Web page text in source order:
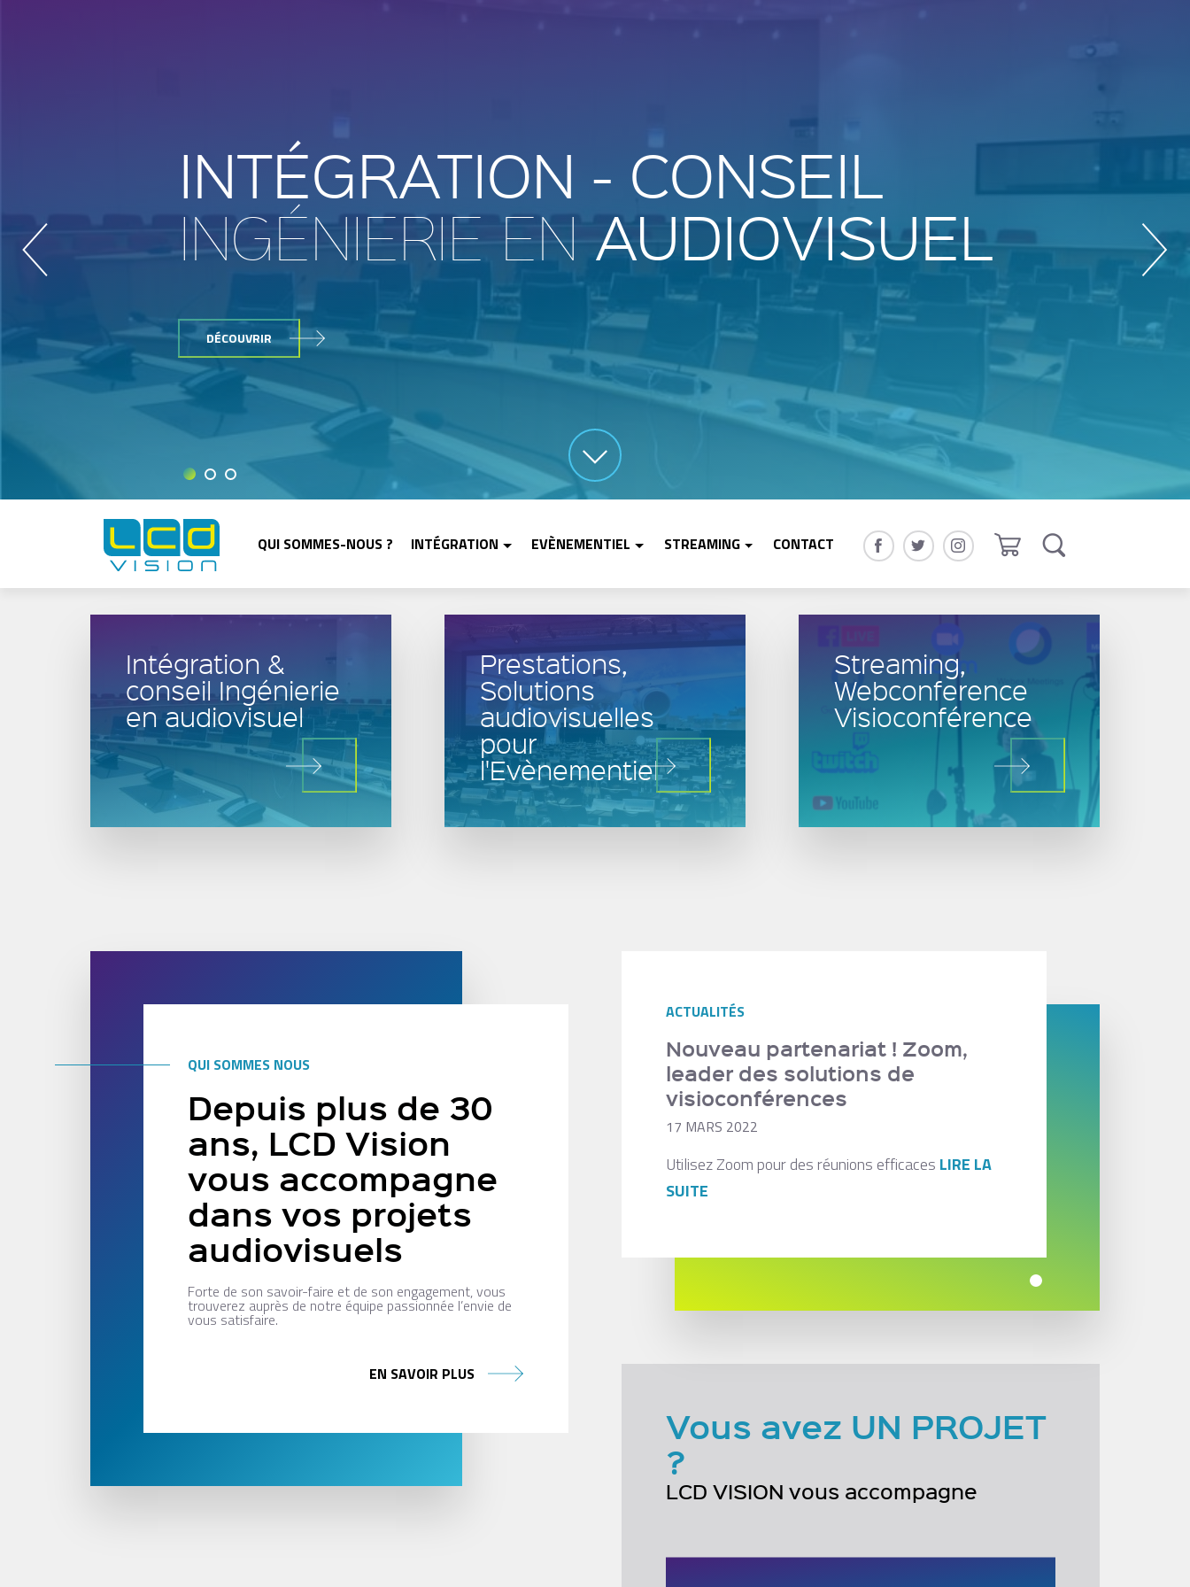
INTÉGRATION - CONSEIL
INGÉNIERIE ENAUDIOVISUEL
DÉCOUVRIR
QUI SOMMES-NOUS ? INTÉGRATION EVÈNEMENTIEL STREAMING CONTACT
Intégration &
conseil Ingénierie
en audiovisuel
Prestations,
Solutions
audiovisuelles
pour
l'Evènementiel
Streaming,
Webconference
Visioconférence
QUI SOMMES NOUS
Depuis plus de 30
ans, LCD Vision
vous accompagne
dans vos projets
audiovisuels
Forte de son savoir-faire et de son engagement, vous
trouverez auprès de notre équipe passionnée l’envie de
vous satisfaire.
EN SAVOIR PLUS
ACTUALITÉS
Nouveau partenariat ! Zoom,
leader des solutions de
visioconférences
17 MARS 2022
Utilisez Zoom pour des réunions efficaces LIRE LA
SUITE
Vous avez UN PROJET
?
LCD VISION vous accompagne